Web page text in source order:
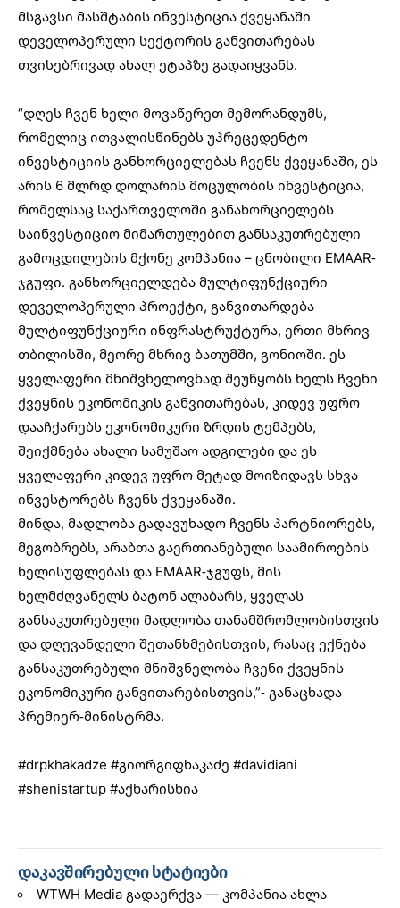
მსგავსი მასშტაბის ინვესტიცია ქვეყანაში
დეველოპერული სექტორის განვითარებას
თვისებრივად ახალ ეტაპზე გადაიყვანს.
“დღეს ჩვენ ხელი მოვაწერეთ მემორანდუმს,
რომელიც ითვალისწინებს უპრეცედენტო
ინვესტიციის განხორციელებას ჩვენს ქვეყანაში, ეს
არის 6 მლრდ დოლარის მოცულობის ინვესტიცია,
რომელსაც საქართველოში განახორციელებს
საინვესტიციო მიმართულებით განსაკუთრებული
გამოცდილების მქონე კომპანია – ცნობილი EMAAR-
ჯგუფი. განხორციელდება მულტიფუნქციური
დეველოპერული პროექტი, განვითარდება
მულტიფუნქციური ინფრასტრუქტურა, ერთი მხრივ
თბილისში, მეორე მხრივ ბათუმში, გონიოში. ეს
ყველაფერი მნიშვნელოვნად შეუწყობს ხელს ჩვენი
ქვეყნის ეკონომიკის განვითარებას, კიდევ უფრო
დააჩქარებს ეკონომიკური ზრდის ტემპებს,
შეიქმნება ახალი სამუშაო ადგილები და ეს
ყველაფერი კიდევ უფრო მეტად მოიზიდავს სხვა
ინვესტორებს ჩვენს ქვეყანაში.
მინდა, მადლობა გადავუხადო ჩვენს პარტნიორებს,
მეგობრებს, არაბთა გაერთიანებული საამიროების
ხელისუფლებას და EMAAR-ჯგუფს, მის
ხელმძღვანელს ბატონ ალაბარს, ყველას
განსაკუთრებული მადლობა თანამშრომლობისთვის
და დღევანდელი შეთანხმებისთვის, რასაც ექნება
განსაკუთრებული მნიშვნელობა ჩვენი ქვეყნის
ეკონომიკური განვითარებისთვის,”- განაცხადა
პრემიერ-მინისტრმა.
#drpkhakadze #გიორგიფხაკაძე #davidiani
#shenistartup #აქხარისხია
დაკავშირებული სტატიები
WTWH Media გადაერქვა — კომპანია ახლა